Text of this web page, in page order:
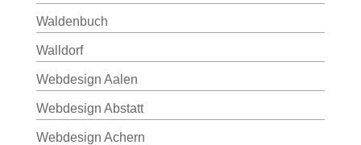
Waldenbuch
Walldorf
Webdesign Aalen
Webdesign Abstatt
Webdesign Achern